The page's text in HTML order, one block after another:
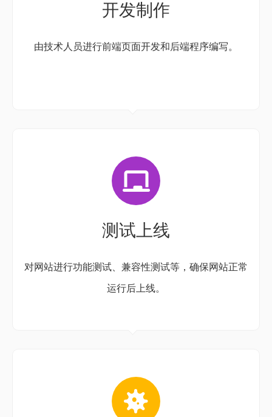
开发制作
由技术人员进行前端页面开发和后端程序编写。
测试上线
对网站进行功能测试、兼容性测试等，确保网站正常
运行后上线。